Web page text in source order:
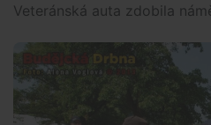
Veteránská auta zdobila